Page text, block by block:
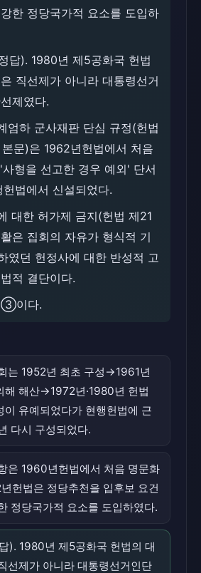
한 정당국가적 요소를 도입하
). 1980년 제5공화국 헌법
직선제가 아니라 대통령선거
제였다.
하 군사재판 단심 규정(헌법
문)은 1962년헌법에서 처음
형을 선고한 경우 예외' 단서
법에서 신설되었다.
대한 허가제 금지(헌법 제21
은 집회의 자유가 형식적 기
였던 헌정사에 대한 반성적 고
적 결단이다.
③이다.
는 1952년 최초 구성→1961년
해 해산→1972년·1980년 헌법
이 유예되었다가 현행헌법에 근
다시 구성되었다.
은 1960년헌법에서 처음 명문화
헌법은 정당추천을 입후보 요건
정당국가적 요소를 도입하였다.
). 1980년 제5공화국 헌법의 대
선제가 아니라 대통령선거인단